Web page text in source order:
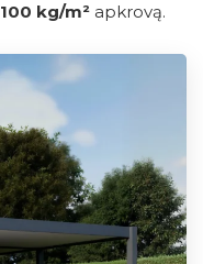
100 kg/m² apkrovą.